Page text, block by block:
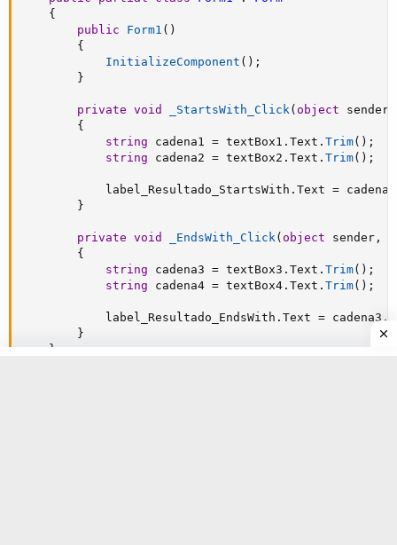
{
public
Form1 ( )
{
InitializeComponent ( ) ;
}
private void _StartsWith_Click ( object sender
{
string cadena1 = textBox1 . Text . Trim( ) ;
string cadena2 = textBox2 . Text . Trim( ) ;
            label_Resultado_StartsWith
. Text = cadena1
}
private void _EndsWith_Click ( object sender ,
{
string cadena3 = textBox3 . Text . Trim( ) ;
string cadena4 = textBox4 . Text . Trim( ) ;
            label_Resultado_EndsWith
. Text = cadena3 .
}
}